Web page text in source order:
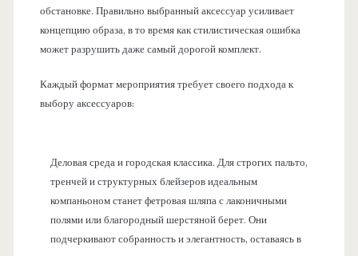
обстановке. Правильно выбранный аксессуар усиливает
концепцию образа, в то время как стилистическая ошибка
может разрушить даже самый дорогой комплект.
Каждый формат мероприятия требует своего подхода к
выбору аксессуаров:
Деловая среда и городская классика. Для строгих пальто,
тренчей и структурных блейзеров идеальным
компаньоном станет фетровая шляпа с лаконичными
полями или благородный шерстяной берет. Они
подчеркивают собранность и элегантность, оставаясь в